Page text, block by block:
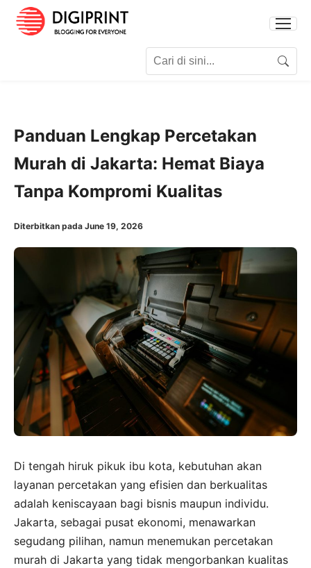
Search
Panduan Lengkap Percetakan
Murah di Jakarta: Hemat Biaya
Tanpa Kompromi Kualitas
Diterbitkan pada June 19, 2026
Di tengah hiruk pikuk ibu kota, kebutuhan akan
layanan percetakan yang efisien dan berkualitas
adalah keniscayaan bagi bisnis maupun individu.
Jakarta, sebagai pusat ekonomi, menawarkan
segudang pilihan, namun menemukan percetakan
murah di Jakarta yang tidak mengorbankan kualitas